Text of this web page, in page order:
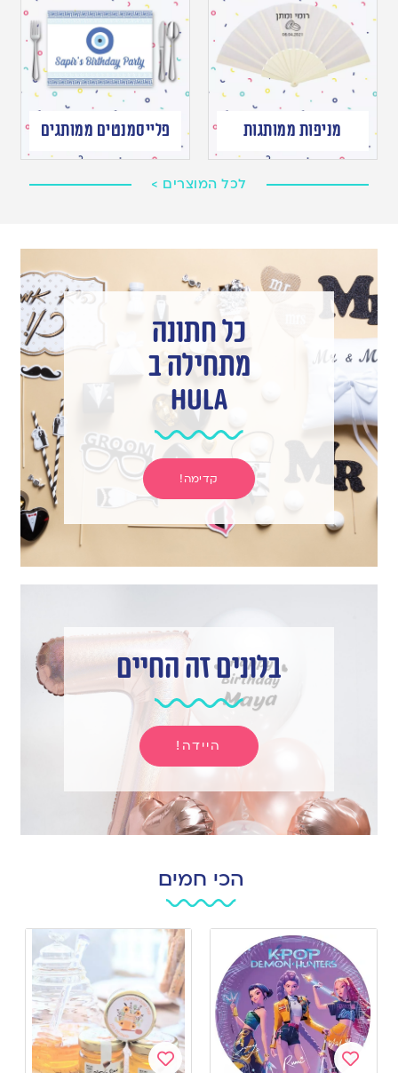
מניפות ממותגות פלייסמנטים ממותגים
לכל המוצרים >
כל חתונה
מתחילה ב
hula
קדימה!
בלונים זה החיים
היידה!
הכי חמים